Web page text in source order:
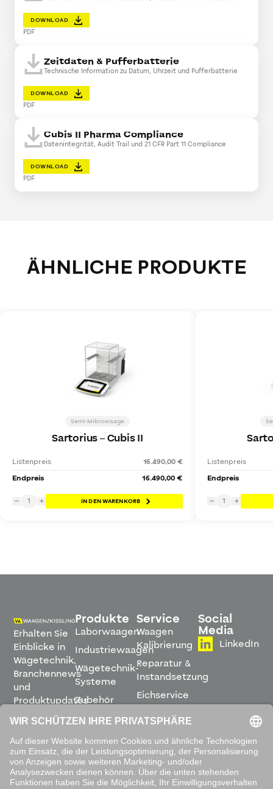
DOWNLOAD
PDF
Zeitdaten & Pufferbatterie
Technische Information zu Datum, Uhrzeit und Pufferbatterie
DOWNLOAD
PDF
Cubis II Pharma Compliance
Datenintegrität, Audit Trail und 21 CFR Part 11 Compliance
DOWNLOAD
PDF
ÄHNLICHE PRODUKTE
Semi-Mikrowaage
Sartorius–Cubis II
Listenpreis
16.490,00 €
Endpreis
16.490,00 €
− 1 + IN DEN WARENKORB
Listenpreis
Endpreis
− 1 +
Erhalten Sie
Einblicke in
Wägetechnik,
Branchennews
und
Produktupdates
direkt in
Ihren
Posteingang.
Produkte
Laborwaagen
Industriewaagen
Wägetechnik-
Systeme
Zubehör
Software
Service
Waagen
Kalibrierung
Reparatur &
Instandsetzung
Eichservice
Montage &
Inbetriebnahme
Leihwaagen
&
Mietservice
Social
Media
LinkedIn